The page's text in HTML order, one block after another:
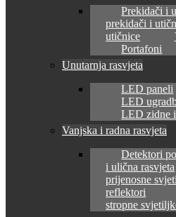
Prekidači i
prekidači i
utičnice
Portafoni
Unutarnja rasvjeta
LED paneli
LED
LED zidne
Vanjska i radna rasvjeta
Detektori
i ulična rasvjeta
prijenosne
reflektori
stropne